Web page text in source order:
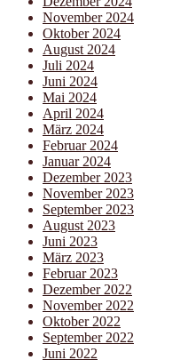
November 2024
Oktober 2024
August 2024
Juli 2024
Juni 2024
Mai 2024
April 2024
März 2024
Februar 2024
Januar 2024
Dezember 2023
November 2023
September 2023
August 2023
Juni 2023
März 2023
Februar 2023
Dezember 2022
November 2022
Oktober 2022
September 2022
Juni 2022